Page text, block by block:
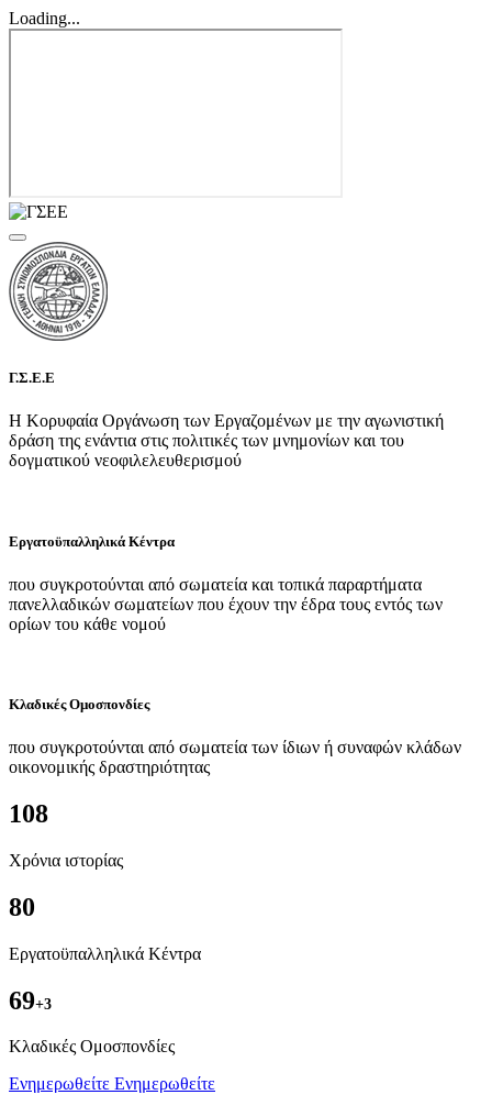
Loading...
Γ.Σ.Ε.Ε
Η Κορυφαία Οργάνωση των Εργαζομένων με την αγωνιστική
δράση της ενάντια στις πολιτικές των μνημονίων και του
δογματικού νεοφιλελευθερισμού
Εργατοϋπαλληλικά Κέντρα
που συγκροτούνται από σωματεία και τοπικά παραρτήματα
πανελλαδικών σωματείων που έχουν την έδρα τους εντός των
ορίων του κάθε νομού
Κλαδικές Ομοσπονδίες
που συγκροτούνται από σωματεία των ίδιων ή συναφών κλάδων
οικονομικής δραστηριότητας
108
Χρόνια ιστορίας
80
Εργατοϋπαλληλικά Κέντρα
69+3
Kλαδικές Ομοσπονδίες
Ενημερωθείτε Ενημερωθείτε